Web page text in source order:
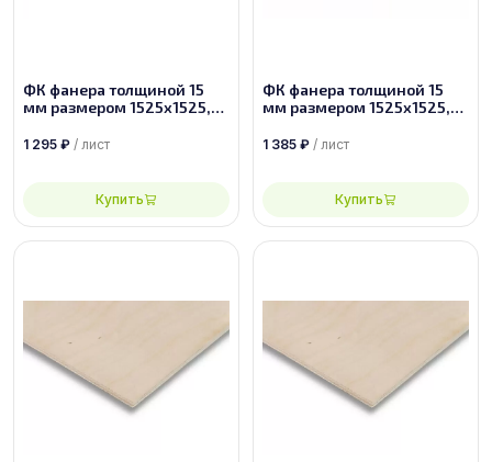
ФК фанера толщиной 15
мм размером 1525х1525,
1 295 ₽ / лист
Купить
ФК фанера толщиной 15
мм размером 1525х1525,
1 385 ₽ / лист
Купить